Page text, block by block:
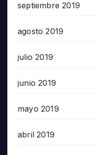
septiembre 2019
agosto 2019
julio 2019
junio 2019
mayo 2019
abril 2019